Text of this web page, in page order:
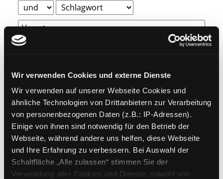
Wir verwenden Cookies und externe Dienste
Wir verwenden auf unserer Webseite Cookies und
ähnliche Technologien von Drittanbietern zur Verarbeitung
von personenbezogenen Daten (z.B.: IP-Adressen).
Einige von ihnen sind notwendig für den Betrieb der
Webseite, während andere uns helfen, diese Webseite
und Ihre Erfahrung zu verbessern. Bei Auswahl der
Schaltfläche „Alle zulassen“ stimmen Sie der
Verwendung aller Cookies und Dienste, sowohl von
Weitere Suchkriterien
Erwerbungen der letzten Tage
Jahr von
Medien anzeigen, die nach dem Jahr veröffentlicht
Jahr bis
Medien anzeigen, die vor dem